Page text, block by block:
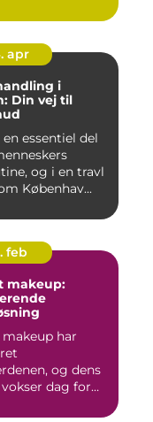
apr
i
Din vej til
essentiel del
og i en travl
Københav...
feb
makeup:
har
og dens
dag for